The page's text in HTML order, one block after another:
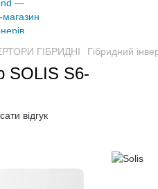
ГІБРИДНІ Гібридний
SOLIS S6-
відгук